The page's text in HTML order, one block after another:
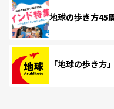
地球の歩き方45
「地球の歩き方